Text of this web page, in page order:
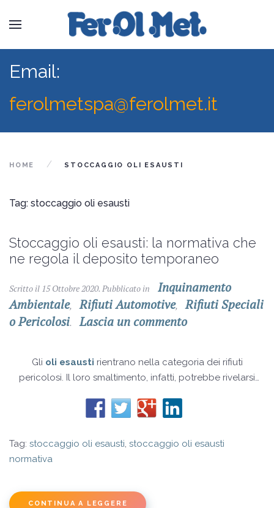
Email:
ferolmetspa@ferolmet.it
HOME STOCCAGGIO OLI ESAUSTI
Tag: stoccaggio oli esausti
Stoccaggio oli esausti: la normativa che
ne regola il deposito temporaneo
Scritto il 15 Ottobre 2020. Pubblicato in
Inquinamento
Ambientale, Rifiuti Automotive,
Rifiuti Speciali
o Pericolosi. Lascia un commento
Gli oli esausti rientrano nella categoria dei rifiuti
pericolosi. Il loro smaltimento, infatti, potrebbe rivelarsi
termine in maniera attenta e adeguata.
Tag: stoccaggio oli esausti, stoccaggio oli esausti
normativa
CONTINUA A LEGGERE